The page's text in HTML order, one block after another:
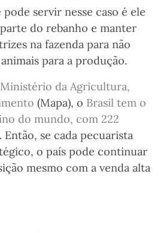
servir nesse caso é ele
do rebanho e manter
na fazenda para não
para a produção.
Ministério da Agricultura,
(Mapa), o Brasil tem o
do mundo, com 222
. Então, se cada pecuarista
o país pode continuar
mesmo com a venda alta